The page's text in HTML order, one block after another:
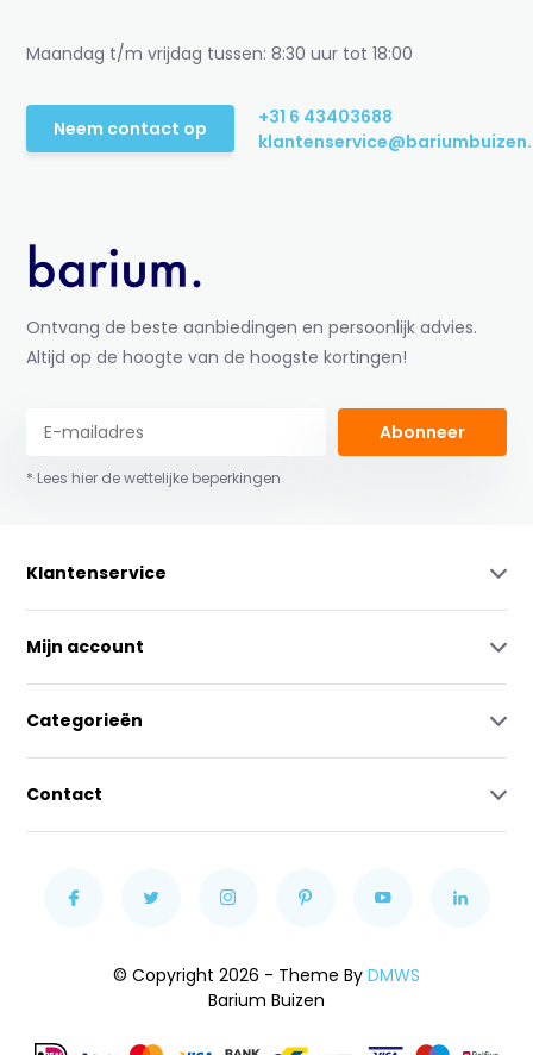
Maandag t/m vrijdag tussen: 8:30 uur tot 18:00
Neem contact op
+31 6 43403688
Ontvang de beste aanbiedingen en persoonlijk advies.
Altijd op de hoogte van de hoogste kortingen!
Abonneer
* Lees hier de wettelijke beperkingen
Klantenservice
Mijn account
Categorieën
Contact
© Copyright 2026 - Theme By DMWS
Barium Buizen